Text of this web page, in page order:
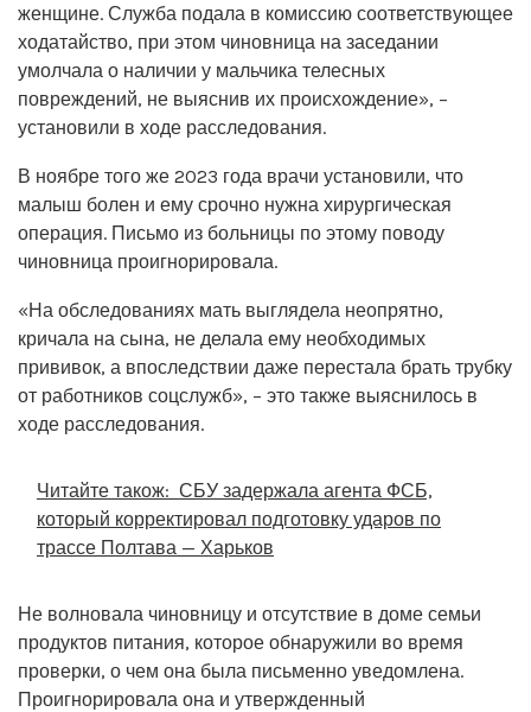
женщине. Служба подала в комиссию соответствующее
ходатайство, при этом чиновница на заседании
умолчала о наличии у мальчика телесных
повреждений, не выяснив их происхождение», –
установили в ходе расследования.
В ноябре того же 2023 года врачи установили, что
малыш болен и ему срочно нужна хирургическая
операция. Письмо из больницы по этому поводу
чиновница проигнорировала.
«На обследованиях мать выглядела неопрятно,
кричала на сына, не делала ему необходимых
прививок, а впоследствии даже перестала брать трубку
от работников соцслужб», – это также выяснилось в
ходе расследования.
Читайте також: СБУ задержала агента ФСБ,
который корректировал подготовку ударов по
трассе Полтава — Харьков
Не волновала чиновницу и отсутствие в доме семьи
продуктов питания, которое обнаружили во время
проверки, о чем она была письменно уведомлена.
Проигнорировала она и утвержденный